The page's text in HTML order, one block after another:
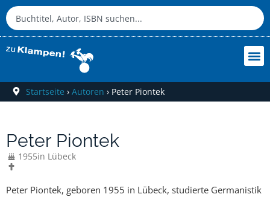
Startseite › Autoren › Peter Piontek
Peter Piontek
1955in Lübeck
Peter Piontek, geboren 1955 in Lübeck, studierte Germanistik